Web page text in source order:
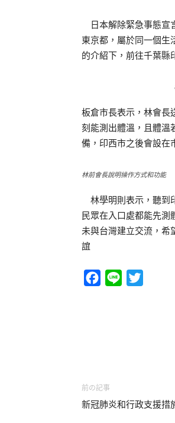
日本解除緊急事態宣
東京都，屬於同一個生
的介紹下，前往千葉縣
板倉市長表示，林會長
刻能測出體溫，且體溫
備，印西市之後會設在
林前會長說明操作方式和功能
林學明則表示，聽到
民眾在入口處都能先測
未與台灣建立交流，希
誼
Facebook
Line
前の記事
新冠肺炎和行政支援措